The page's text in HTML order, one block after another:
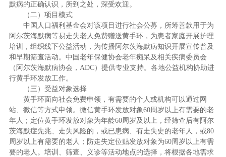
默病的正确认识，所到之处，深受欢迎。
（二）项目模式
中国人口福利基金会对该项目进行社会公募，所筹善款用于为
阿尔茨海默病等易走失老人免费赠送黄手环，为患者家庭开展护理
培训，组织线下公益活动，为传播阿尔茨海默病知识开展宣传普及
和早期筛查活动。中国老年保健协会老年痴呆及相关疾病委员会
（阿尔茨海默病协会， ADC）提供专业支持。各地公益机构协助进
行黄手环发放工作。
（三）受益对象选择
黄手环面向社会免费申领，有需要的个人或机构可以通过网
站、微信等方式申领。微信黄手环发放对象60周岁以上有需要的老
年人；定位黄手环发放对象为年龄60周岁及以上，经筛查后有阿尔
茨海默症先兆、走失风险的，或已患病、有走失史的老年人，或80
周岁以上有需要的老人；防走失定位贴发放对象为60周岁以上有需
要的老人。培训、筛查、义诊等活动地点的选择，将根据各地需求